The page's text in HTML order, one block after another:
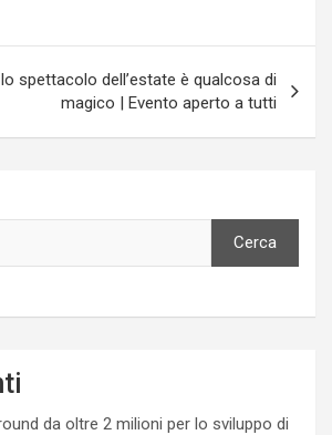
spettacolo dell’estate è qualcosa di
magico | Evento aperto a tutti
Cerca
da oltre 2 milioni per lo sviluppo di